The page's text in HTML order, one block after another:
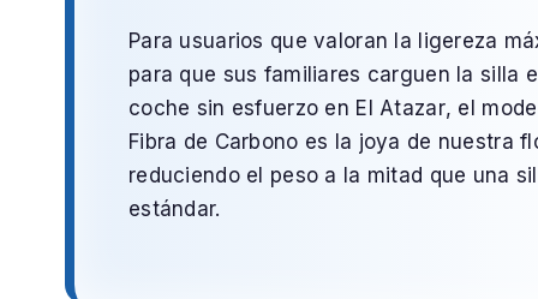
Para usuarios que valoran la ligereza
para que sus familiares carguen la silla
coche sin esfuerzo en El Atazar, el
Fibra de Carbono es la joya de nuestra
reduciendo el peso a la mitad que una
estándar.